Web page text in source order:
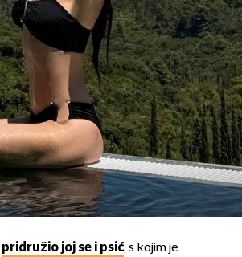
pridružio joj se i psić, s kojim je